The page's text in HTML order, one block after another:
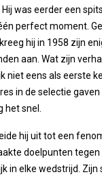
was eerder een
perfect moment.
hij in 1958 zijn
aan. Wat zijn
niet eens als eerste
in de selectie
snel.
hij uit tot een
doelpunten
in elke wedstrijd. Zijn